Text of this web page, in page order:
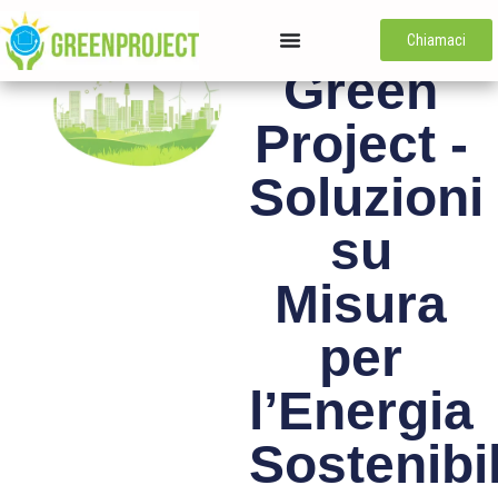
Chiamaci
Green
Project -
Soluzioni
su
Misura
per
l’Energia